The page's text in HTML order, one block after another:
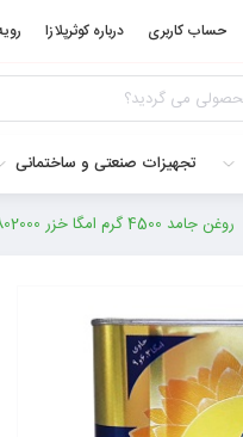
حساب کاربری درباره کوثرپلازا
تجهیزات صنعتی و ساختمانی
روغن جامد 4500 گرم امگا خزر 6260101802000